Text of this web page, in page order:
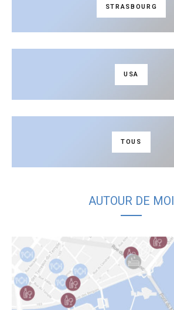
STRASBOURG
USA
TOUS
AUTOUR DE MOI